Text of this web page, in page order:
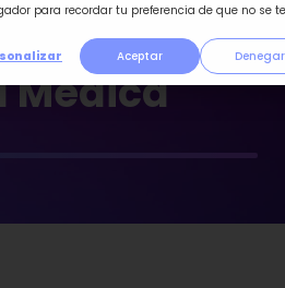
para recordar tu preferencia de que no se
Aceptar Denegar
Médica